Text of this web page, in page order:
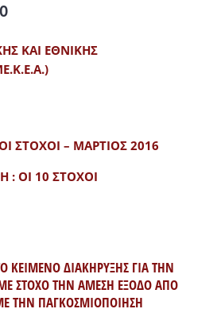
ΚΑΙ ΕΘΝΙΚΗΣ
ΣΤΟΧΟΙ – ΜΑΡΤΙΟΣ 2016
: ΟΙ 10 ΣΤΟΧΟΙ
ΚΕΙΜΕΝΟ ΔΙΑΚΗΡΥΞΗΣ ΓΙΑ ΤΗΝ
ΣΤΟΧΟ ΤΗΝ ΑΜΕΣΗ ΕΞΟΔΟ ΑΠΟ
ΤΗΝ ΠΑΓΚΟΣΜΙΟΠΟΙΗΣΗ